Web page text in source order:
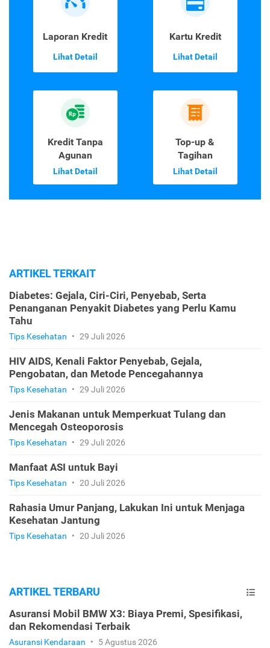
Laporan Kredit
Lihat Detail
Kartu Kredit
Lihat Detail
Kredit Tanpa
Agunan
Lihat Detail
Top-up &
Tagihan
Lihat Detail
ARTIKEL TERKAIT
Diabetes: Gejala, Ciri-Ciri, Penyebab, Serta
Penanganan Penyakit Diabetes yang Perlu Kamu
Tahu
Tips Kesehatan • 29 Juli 2026
HIV AIDS, Kenali Faktor Penyebab, Gejala,
Pengobatan, dan Metode Pencegahannya
Tips Kesehatan • 29 Juli 2026
Jenis Makanan untuk Memperkuat Tulang dan
Mencegah Osteoporosis
Tips Kesehatan • 29 Juli 2026
Manfaat ASI untuk Bayi
Tips Kesehatan • 20 Juli 2026
Rahasia Umur Panjang, Lakukan Ini untuk Menjaga
Kesehatan Jantung
Tips Kesehatan • 20 Juli 2026
ARTIKEL TERBARU
Asuransi Mobil BMW X3: Biaya Premi, Spesifikasi,
dan Rekomendasi Terbaik
Asuransi Kendaraan • 5 Agustus 2026